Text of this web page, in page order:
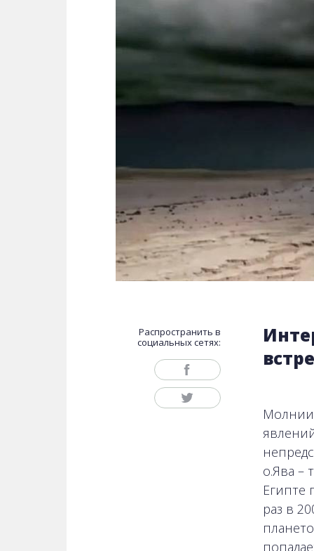
Распространить в
социальных сетях:
Молнии
о.Ява –
Египте
раз в